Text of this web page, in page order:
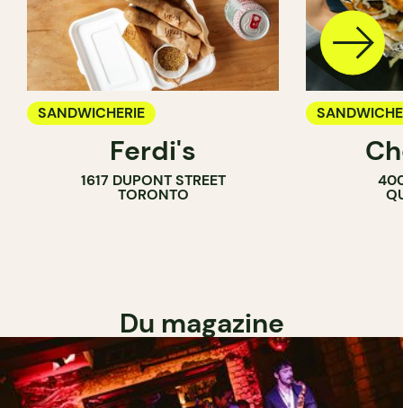
SANDWICHERIE
Ferdi's
1617 DUPONT STREET
TORONTO
Du magazine